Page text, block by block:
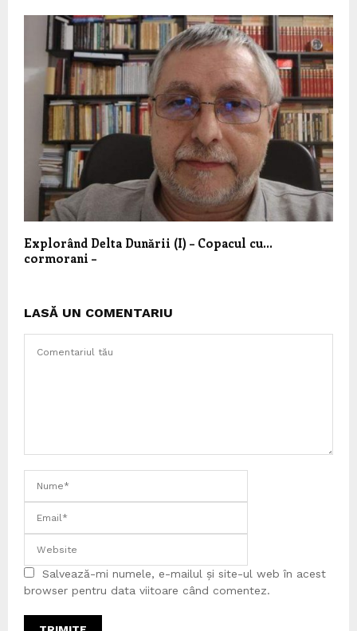
Explorând Delta Dunării (I) – Copacul cu…
cormorani –
LASĂ UN COMENTARIU
Salvează-mi numele, e-mailul și site-ul web în acest
browser pentru data viitoare când comentez.